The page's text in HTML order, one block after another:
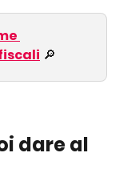
🔎
dare al